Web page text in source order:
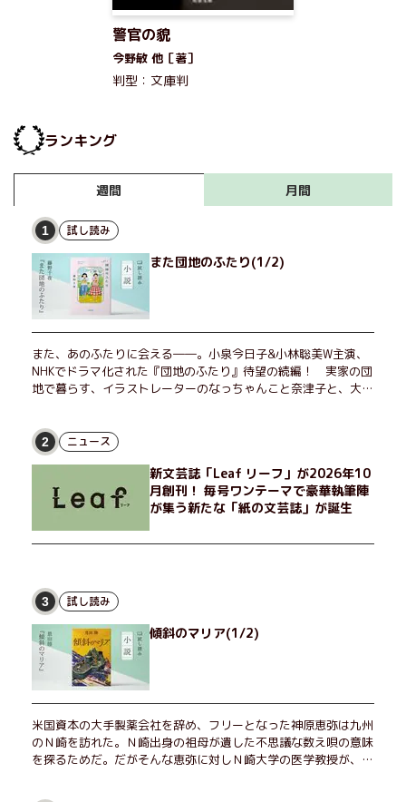
警官の貌
今野敏 他［著］
判型：文庫判
ランキング
週間 月間
1 試し読み
また団地のふたり(1/2)
また、あのふたりに会える――。小泉今日子&小林聡美W主演、
NHKでドラマ化された『団地のふたり』待望の続編！ 実家の団
地で暮らす、イラストレーターのなっちゃんこと奈津子と、大学
げたり、部屋でふたりだけの「台湾映画祭」を催したり。50代
独身、幼なじみの変わらぬ友情とささやかな幸せの日々を描く。
2 ニュース
新文芸誌「Leaf リーフ」が2026年10
月創刊！ 毎号ワンテーマで豪華執筆陣
が集う新たな「紙の文芸誌」が誕生
3 試し読み
傾斜のマリア(1/2)
米国資本の大手製薬会社を辞め、フリーとなった神原恵弥は九州
のＮ崎を訪れた。Ｎ崎出身の祖母が遺した不思議な数え唄の意味
を探るためだ。だがそんな恵弥に対しＮ崎大学の医学教授が、米